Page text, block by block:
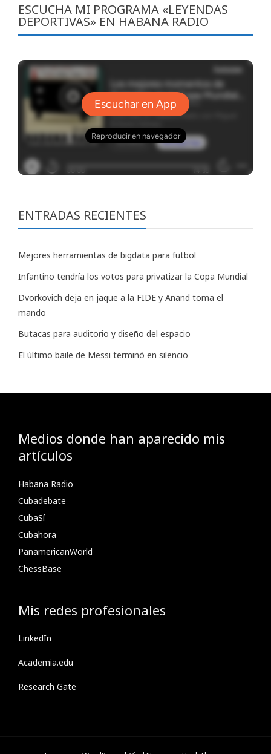
ESCUCHA MI PROGRAMA «LEYENDAS
DEPORTIVAS» EN HABANA RADIO
ENTRADAS RECIENTES
Mejores herramientas de bigdata para futbol
Infantino tendría los votos para privatizar la Copa Mundial
Dvorkovich deja en jaque a la FIDE y Anand toma el
mando
Butacas para auditorio y diseño del espacio
El último baile de Messi terminó en silencio
Medios donde han aparecido mis
artículos
Habana Radio
Cubadebate
CubaSí
Cubahora
PanamericanWorld
ChessBase
Mis redes profesionales
LinkedIn
Academia.edu
Research Gate